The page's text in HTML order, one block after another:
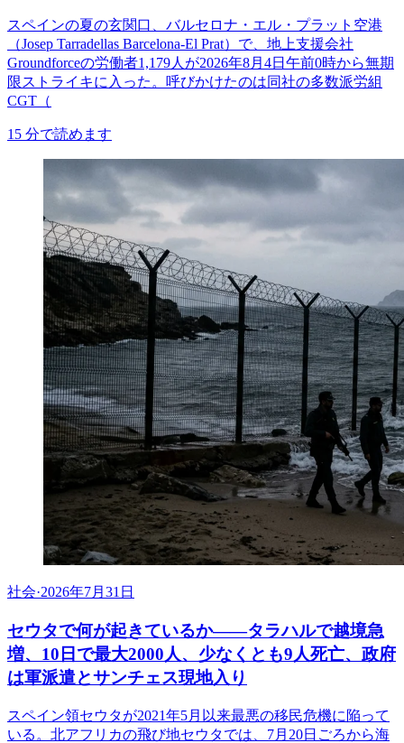
スペインの夏の玄関口、バルセロナ・エル・プラット空港
（Josep Tarradellas Barcelona-El Prat）で、地上支援会社
Groundforceの労働者1,179人が2026年8月4日午前0時から無期
限ストライキに入った。呼びかけたのは同社の多数派労組
CGT（
15 分で読めます
社会·2026年7月31日
セウタで何が起きているか——タラハルで越境急
増、10日で最大2000人、少なくとも9人死亡、政府
は軍派遣とサンチェス現地入り
スペイン領セウタが2021年5月以来最悪の移民危機に陥って
いる。北アフリカの飛び地セウタでは、7月20日ごろから海